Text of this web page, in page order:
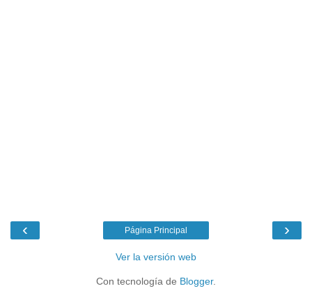
‹ ›
Página Principal
Ver la versión web
Con tecnología de Blogger.